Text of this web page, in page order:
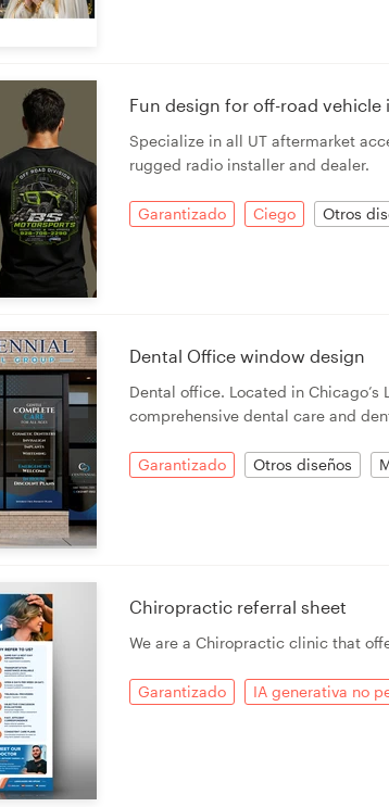
Fun design for off-road
Specialize in all UT aftermarket
rugged radio installer and dealer.
Garantizado Ciego Otros
Dental Office window design
Dental office. Located in
comprehensive dental care and
Garantizado Otros diseños
Chiropractic referral sheet
We are a Chiropractic clinic that
Garantizado IA generativa no